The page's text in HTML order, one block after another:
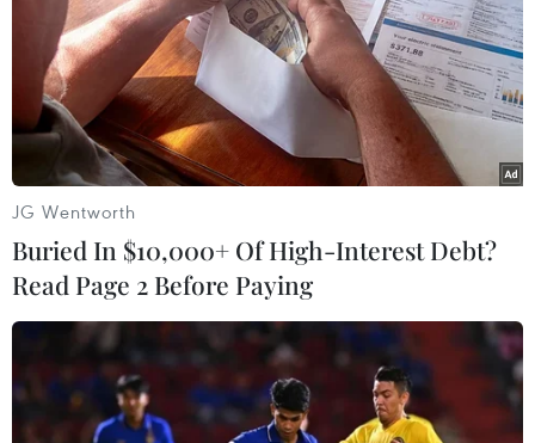
AFF Suzuki Cup 2016 diễn ra nhưng lại không thực sự
quan tâm đến giải đấu này, dù Myanmar là chủ nhà.
JG Wentworth
Buried In $10,000+ Of High-Interest Debt?
Read Page 2 Before Paying